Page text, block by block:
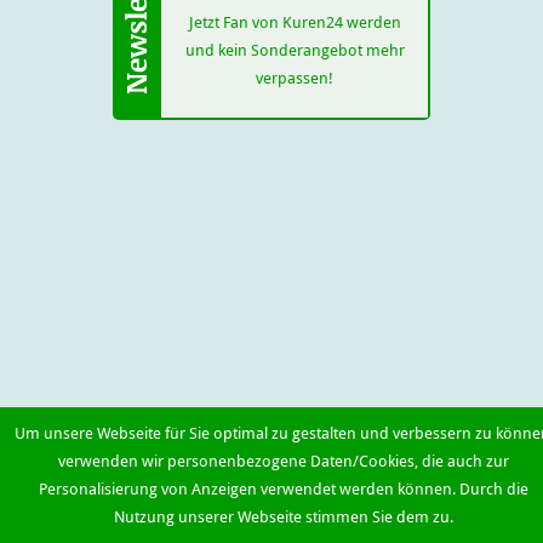
Jetzt Fan von Kuren24 werden
und kein Sonderangebot mehr
verpassen!
Um unsere Webseite für Sie optimal zu gestalten und verbessern zu
verwenden wir personenbezogene Daten/Cookies, die auch zur
Personalisierung von Anzeigen verwendet werden können. Durch die
Nutzung unserer Webseite stimmen Sie dem zu.